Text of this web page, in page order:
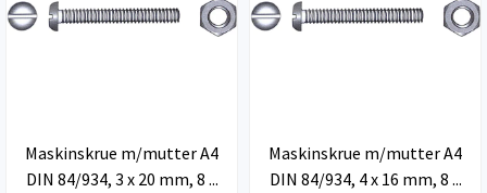
Maskinskrue m/mutter A4
DIN 84/934, 3 x 20 mm, 8 ...
Maskinskrue m/mutter A4
DIN 84/934, 4 x 16 mm, 8 ...